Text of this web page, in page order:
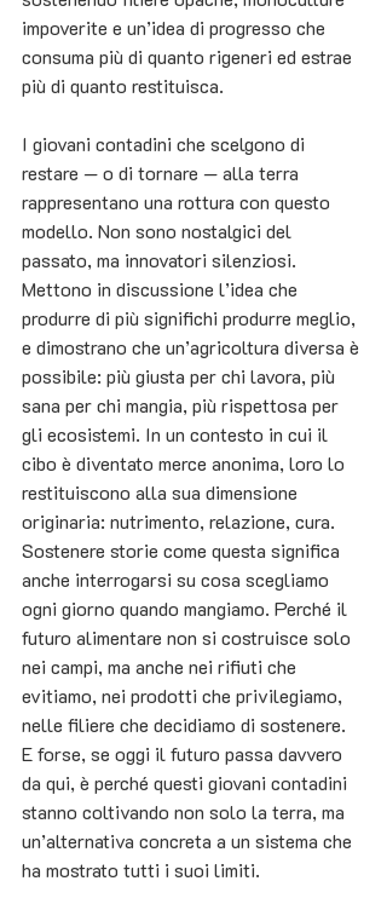
impoverite e un’idea di progresso che
consuma più di quanto rigeneri ed estrae
più di quanto restituisca.
I giovani contadini che scelgono di
restare — o di tornare — alla terra
rappresentano una rottura con questo
modello. Non sono nostalgici del
passato, ma innovatori silenziosi.
Mettono in discussione l’idea che
produrre di più significhi produrre meglio,
e dimostrano che un’agricoltura diversa è
possibile: più giusta per chi lavora, più
sana per chi mangia, più rispettosa per
gli ecosistemi. In un contesto in cui il
cibo è diventato merce anonima, loro lo
restituiscono alla sua dimensione
originaria: nutrimento, relazione, cura.
Sostenere storie come questa significa
anche interrogarsi su cosa scegliamo
ogni giorno quando mangiamo. Perché il
futuro alimentare non si costruisce solo
nei campi, ma anche nei rifiuti che
evitiamo, nei prodotti che privilegiamo,
nelle filiere che decidiamo di sostenere.
E forse, se oggi il futuro passa davvero
da qui, è perché questi giovani contadini
stanno coltivando non solo la terra, ma
un’alternativa concreta a un sistema che
ha mostrato tutti i suoi limiti.